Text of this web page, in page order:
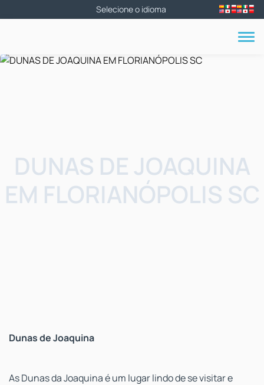
DUNAS DE JOAQUINA
EM FLORIANÓPOLIS SC
Dunas de Joaquina
As Dunas da Joaquina é um lugar lindo de se visitar e